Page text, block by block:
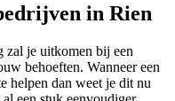
in Rien
je uitkomen bij een
behoeften. Wanneer een
helpen dan weet je dit nu